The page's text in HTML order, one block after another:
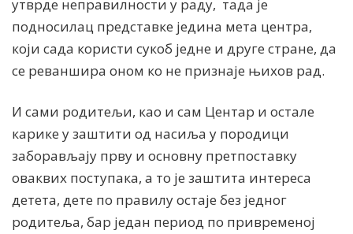
утврде неправилности у раду, тада је
подносилац представке једина мета центра,
који сада користи сукоб једне и друге стране, да
се реваншира оном ко не признаје њихов рад.
И сами родитељи, као и сам Центар и остале
карике у заштити од насиља у породици
заборављају прву и основну претпоставку
оваквих поступака, а то је заштита интереса
детета, дете по правилу остаје без једног
родитеља, бар један период по привременој